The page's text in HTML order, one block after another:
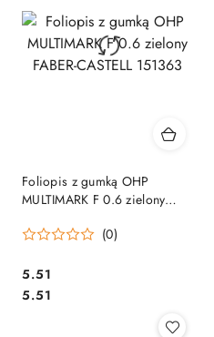
Foliopis z gumką OHP
MULTIMARK F 0.6 zielony
(0)
Cena:
5.51
Cena:
5.51